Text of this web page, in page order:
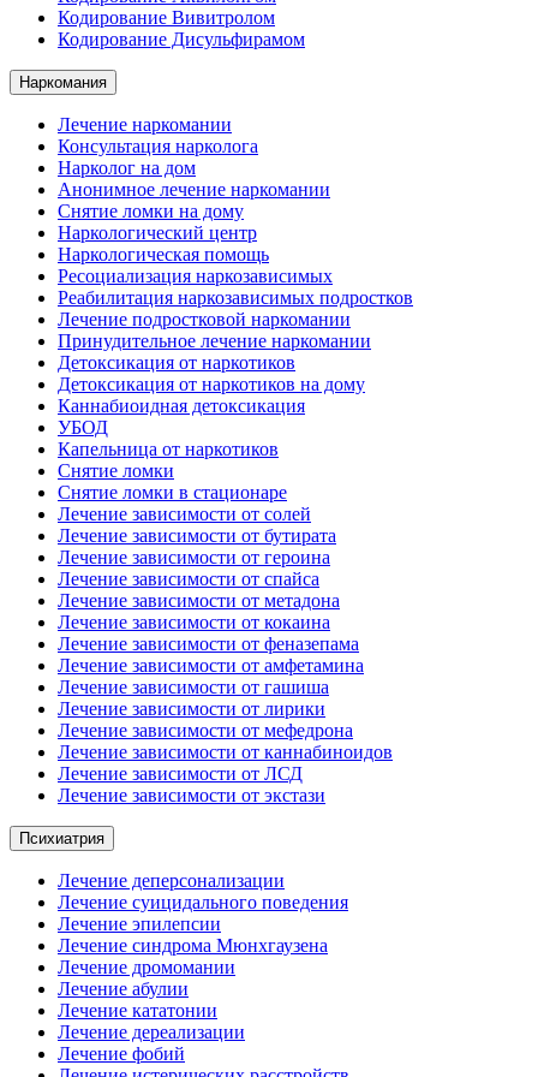
Кодирование Вивитролом
Кодирование Дисульфирамом
Наркомания
Лечение наркомании
Консультация нарколога
Нарколог на дом
Анонимное лечение наркомании
Снятие ломки на дому
Наркологический центр
Наркологическая помощь
Ресоциализация наркозависимых
Реабилитация наркозависимых подростков
Лечение подростковой наркомании
Принудительное лечение наркомании
Детоксикация от наркотиков
Детоксикация от наркотиков на дому
Каннабиоидная детоксикация
УБОД
Капельница от наркотиков
Снятие ломки
Снятие ломки в стационаре
Лечение зависимости от солей
Лечение зависимости от бутирата
Лечение зависимости от героина
Лечение зависимости от спайса
Лечение зависимости от метадона
Лечение зависимости от кокаина
Лечение зависимости от феназепама
Лечение зависимости от амфетамина
Лечение зависимости от гашиша
Лечение зависимости от лирики
Лечение зависимости от мефедрона
Лечение зависимости от каннабиноидов
Лечение зависимости от ЛСД
Лечение зависимости от экстази
Психиатрия
Лечение деперсонализации
Лечение суицидального поведения
Лечение эпилепсии
Лечение синдрома Мюнхгаузена
Лечение дромомании
Лечение абулии
Лечение кататонии
Лечение дереализации
Лечение фобий